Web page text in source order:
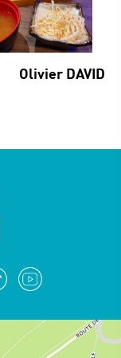
Olivier DAVID